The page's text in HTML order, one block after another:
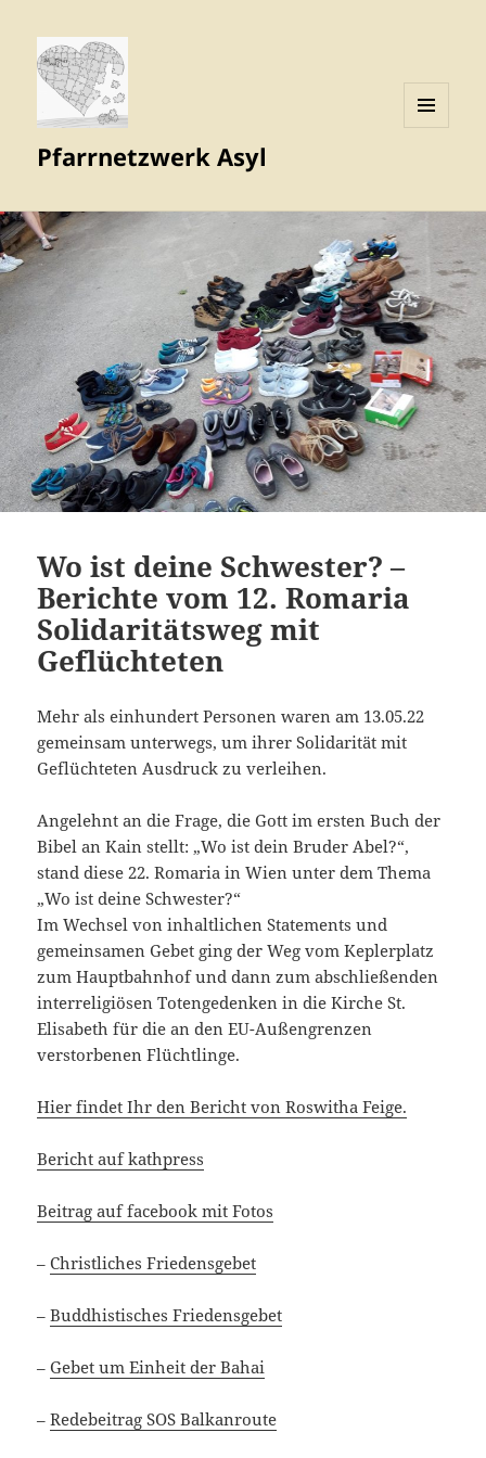
Pfarrnetzwerk Asyl
Wo ist deine Schwester? –
Berichte vom 12. Romaria
Solidaritätsweg mit
Geflüchteten
Mehr als einhundert Personen waren am 13.05.22
gemeinsam unterwegs, um ihrer Solidarität mit
Geflüchteten Ausdruck zu verleihen.
Angelehnt an die Frage, die Gott im ersten Buch der
Bibel an Kain stellt: „Wo ist dein Bruder Abel?“,
stand diese 22. Romaria in Wien unter dem Thema
„Wo ist deine Schwester?“
Im Wechsel von inhaltlichen Statements und
gemeinsamen Gebet ging der Weg vom Keplerplatz
zum Hauptbahnhof und dann zum abschließenden
interreligiösen Totengedenken in die Kirche St.
Elisabeth für die an den EU-Außengrenzen
verstorbenen Flüchtlinge.
Hier findet Ihr den Bericht von Roswitha Feige.
Bericht auf kathpress
Beitrag auf facebook mit Fotos
–Christliches Friedensgebet
–Buddhistisches Friedensgebet
–Gebet um Einheit der Bahai
–Redebeitrag SOS Balkanroute